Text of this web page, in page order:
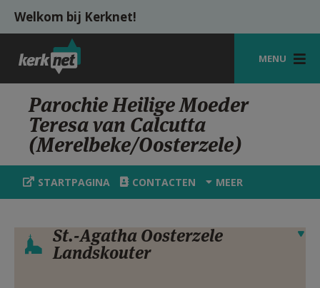
Overslaan en naar de inhoud gaan
Welkom bij Kerknet!
MENU
STARTPAGINA
KERK
VIERINGEN
SHOP
HULP
Parochie Heilige Moeder
Teresa van Calcutta
(Merelbeke/Oosterzele)
STARTPAGINA CONTACTEN MEER
Verbergen
St.-Agatha Oosterzele
Landskouter